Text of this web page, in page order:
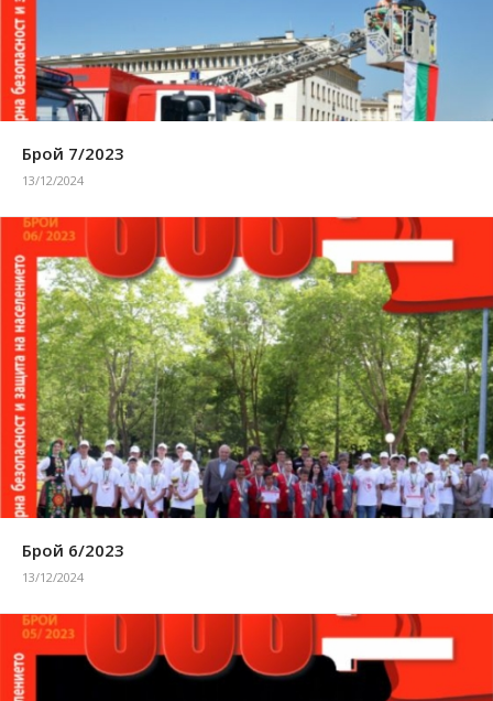
Брой 7/2023
13/12/2024
Брой 6/2023
13/12/2024